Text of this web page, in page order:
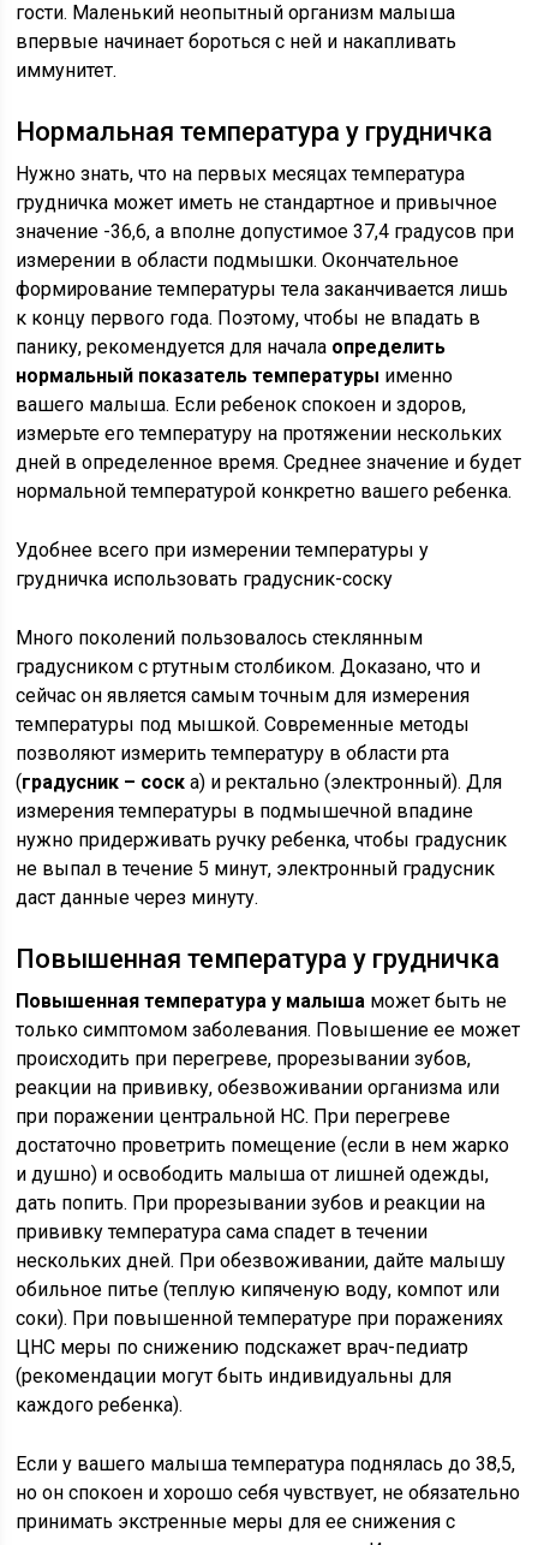
гости. Маленький неопытный организм малыша
впервые начинает бороться с ней и накапливать
иммунитет.
Нормальная температура у грудничка
Нужно знать, что на первых месяцах температура
грудничка может иметь не стандартное и привычное
значение -36,6, а вполне допустимое 37,4 градусов при
измерении в области подмышки. Окончательное
формирование температуры тела заканчивается лишь
к концу первого года. Поэтому, чтобы не впадать в
панику, рекомендуется для начала определить
нормальный показатель температуры именно
вашего малыша. Если ребенок спокоен и здоров,
измерьте его температуру на протяжении нескольких
дней в определенное время. Среднее значение и будет
нормальной температурой конкретно вашего ребенка.
Удобнее всего при измерении температуры у
грудничка использовать градусник-соску
Много поколений пользовалось стеклянным
градусником с ртутным столбиком. Доказано, что и
сейчас он является самым точным для измерения
температуры под мышкой. Современные методы
позволяют измерить температуру в области рта
(градусник – соск а) и ректально (электронный). Для
измерения температуры в подмышечной впадине
нужно придерживать ручку ребенка, чтобы градусник
не выпал в течение 5 минут, электронный градусник
даст данные через минуту.
Повышенная температура у грудничка
Повышенная температура у малыша может быть не
только симптомом заболевания. Повышение ее может
происходить при перегреве, прорезывании зубов,
реакции на прививку, обезвоживании организма или
при поражении центральной НС. При перегреве
достаточно проветрить помещение (если в нем жарко
и душно) и освободить малыша от лишней одежды,
дать попить. При прорезывании зубов и реакции на
прививку температура сама спадет в течении
нескольких дней. При обезвоживании, дайте малышу
обильное питье (теплую кипяченую воду, компот или
соки). При повышенной температуре при поражениях
ЦНС меры по снижению подскажет врач-педиатр
(рекомендации могут быть индивидуальны для
каждого ребенка).
Если у вашего малыша температура поднялась до 38,5,
но он спокоен и хорошо себя чувствует, не обязательно
принимать экстренные меры для ее снижения с